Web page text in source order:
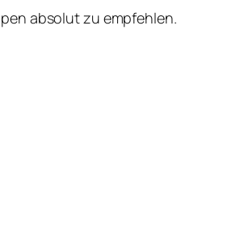
absolut zu empfehlen.